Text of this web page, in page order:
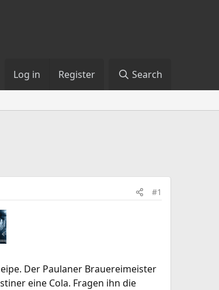
Log in Register Search
#1
Der Paulaner Brauereimeister
eine Cola. Fragen ihn die